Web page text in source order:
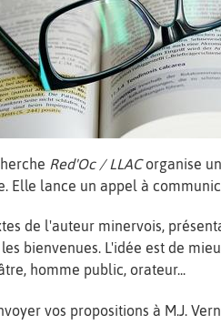
Red'Oc / LLACorganise
Elle lance un appel à
de l'auteur minervois,
bienvenues. L'idée est de
homme public, orateur...
vos propositions à M.J.